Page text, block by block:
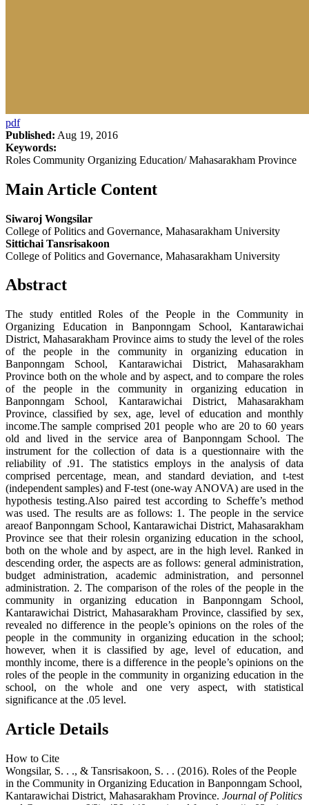
pdf
Published: Aug 19, 2016
Keywords:
Roles Community Organizing Education/ Mahasarakham Province
Main Article Content
Siwaroj Wongsilar
College of Politics and Governance, Mahasarakham University
Sittichai Tansrisakoon
College of Politics and Governance, Mahasarakham University
Abstract
The study entitled Roles of the People in the Community in
Organizing Education in Banponngam School, Kantarawichai
District, Mahasarakham Province aims to study the level of the roles
of the people in the community in organizing education in
Banponngam School, Kantarawichai District, Mahasarakham
Province both on the whole and by aspect, and to compare the roles
of the people in the community in organizing education in
Banponngam School, Kantarawichai District, Mahasarakham
Province, classified by sex, age, level of education and monthly
income.The sample comprised 201 people who are 20 to 60 years
old and lived in the service area of Banponngam School. The
instrument for the collection of data is a questionnaire with the
reliability of .91. The statistics employs in the analysis of data
comprised percentage, mean, and standard deviation, and t-test
(independent samples) and F-test (one-way ANOVA) are used in the
hypothesis testing.Also paired test according to Scheffe’s method
was used. The results are as follows: 1. The people in the service
areaof Banponngam School, Kantarawichai District, Mahasarakham
Province see that their rolesin organizing education in the school,
both on the whole and by aspect, are in the high level. Ranked in
descending order, the aspects are as follows: general administration,
budget administration, academic administration, and personnel
administration. 2. The comparison of the roles of the people in the
community in organizing education in Banponngam School,
Kantarawichai District, Mahasarakham Province, classified by sex,
revealed no difference in the people’s opinions on the roles of the
people in the community in organizing education in the school;
however, when it is classified by age, level of education, and
monthly income, there is a difference in the people’s opinions on the
roles of the people in the community in organizing education in the
school, on the whole and one very aspect, with statistical
significance at the .05 level.
Article Details
How to Cite
Wongsilar, S. . ., & Tansrisakoon, S. . . (2016). Roles of the People
in the Community in Organizing Education in Banponngam School,
Kantarawichai District, Mahasarakham Province. Journal of Politics